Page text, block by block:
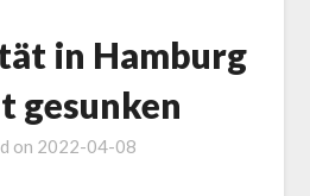
in Hamburg
gesunken
on 2022-04-08